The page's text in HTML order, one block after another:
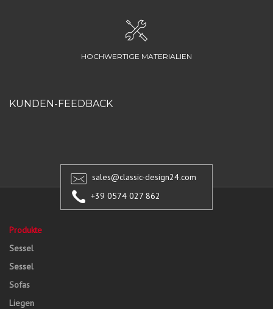
HOCHWERTIGE MATERIALIEN
KUNDEN-FEEDBACK
sales@classic-design24.com
+39 0574 027 862
Produkte
Sessel
Sessel
Sofas
Liegen